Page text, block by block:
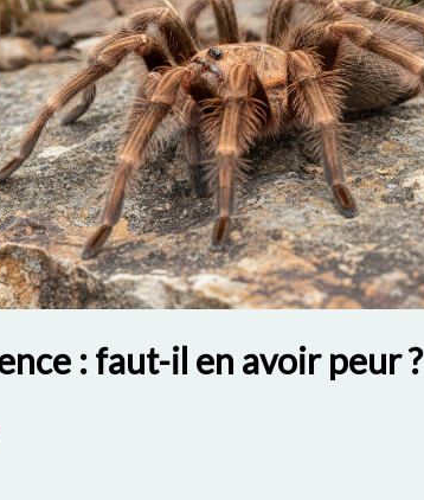
: faut-il en avoir peur ?